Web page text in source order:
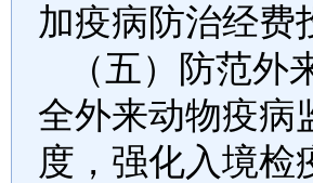
加疫病防治经费
（五）防范外
全外来动物疫病
度，强化入境检